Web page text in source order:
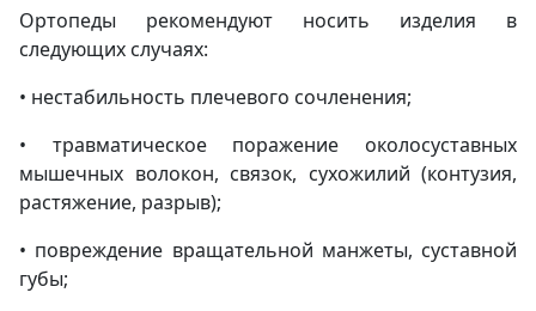
Ортопеды рекомендуют носить изделия в
следующих случаях:
• нестабильность плечевого сочленения;
• травматическое поражение околосуставных
мышечных волокон, связок, сухожилий (контузия,
растяжение, разрыв);
• повреждение вращательной манжеты, суставной
губы;